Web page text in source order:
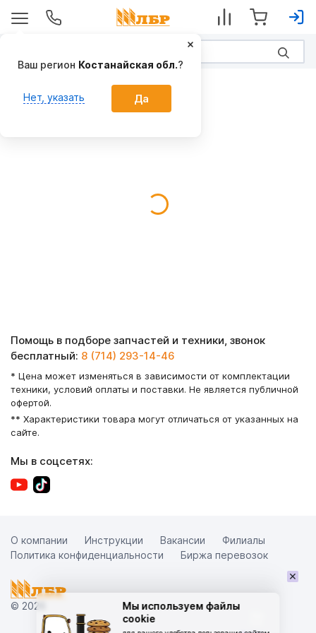
Комбайны для уборки лука
Мы используем файлы
cookie
Помощь в подборе запчастей и техники, звонок
бесплатный: 8 (714) 293-14-46
* Цена может изменяться в зависимости от комплектации
техники, условий оплаты и поставки. Не является публичной
офертой.
** Характеристики товара могут отличаться от указанных на
сайте.
Мы в соцсетях:
© 2026
О компании Инструкции Вакансии
Филиалы
Политика конфиденциальности
Биржа перевозок
×
Ваш регион Костанайская обл.?
Нет, указать Да